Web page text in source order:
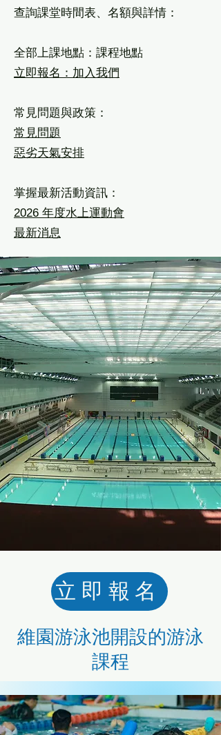
查詢課堂時間表、名額與詳情：
全部上課地點：課程地點
立即報名：加入我們
常見問題與政策：
常見問題
惡劣天氣安排
掌握最新活動資訊：
2026 年度水上運動會
最新消息
立即報名
維園游泳池開設的游泳
課程